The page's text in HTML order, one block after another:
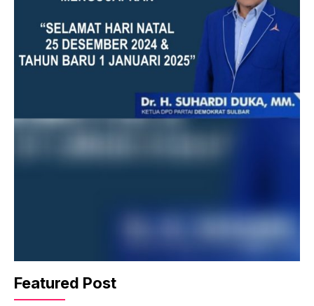
Featured Post